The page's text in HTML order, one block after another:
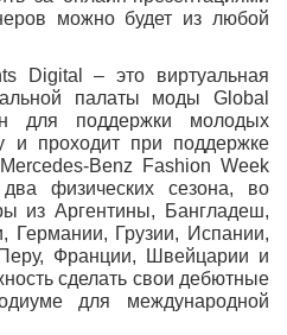
можно будет из любой
Digital – это виртуальная
палаты моды Global
для поддержки молодых
и проходит при поддержке
Benz Fashion Week
физических сезона, во
из Аргентины, Бангладеш,
Германии, Грузии, Испании,
Франции, Швейцарии и
сделать свои дебютные
для международной